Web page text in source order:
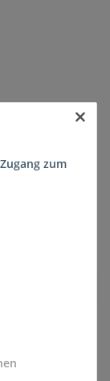
Frage zum Artikel
×
zum